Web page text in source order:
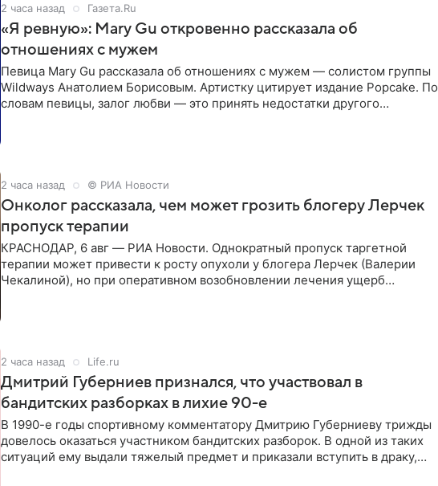
2 часа назад Газета.Ru
«Я ревную»: Mary Gu откровенно рассказала об
отношениях с мужем
Певица Mary Gu рассказала об отношениях с мужем — солистом группы
Wildways Анатолием Борисовым. Артистку цитирует издание Popcake. По
словам певицы, залог любви — это принять недостатки другого
2 часа назад © РИА Новости
Онколог рассказала, чем может грозить блогеру Лерчек
пропуск терапии
КРАСНОДАР, 6 авг — РИА Новости. Однократный пропуск таргетной
терапии может привести к росту опухоли у блогера Лерчек (Валерии
Чекалиной), но при оперативном возобновлении лечения ущерб
2 часа назад Life.ru
Дмитрий Губерниев признался, что участвовал в
бандитских разборках в лихие 90-е
В 1990-е годы спортивному комментатору Дмитрию Губерниеву трижды
довелось оказаться участником бандитских разборок. В одной из таких
ситуаций ему выдали тяжелый предмет и приказали вступить в драку,